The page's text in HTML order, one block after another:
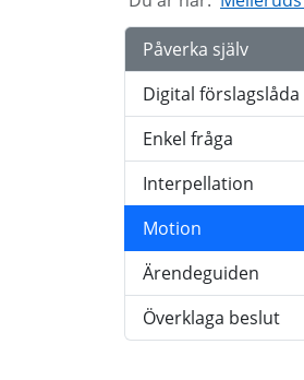
Påverka själv
Digital förslagslåda
Enkel fråga
Interpellation
Motion
Ärendeguiden
Överklaga beslut